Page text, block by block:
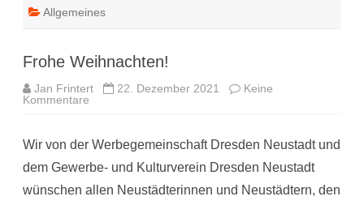
Allgemeines
Frohe Weihnachten!
Jan Frintert 22. Dezember 2021
Keine
Kommentare
Wir von der Werbegemeinschaft Dresden Neustadt und
dem Gewerbe- und Kulturverein Dresden Neustadt
wünschen allen Neustädterinnen und Neustädtern, den